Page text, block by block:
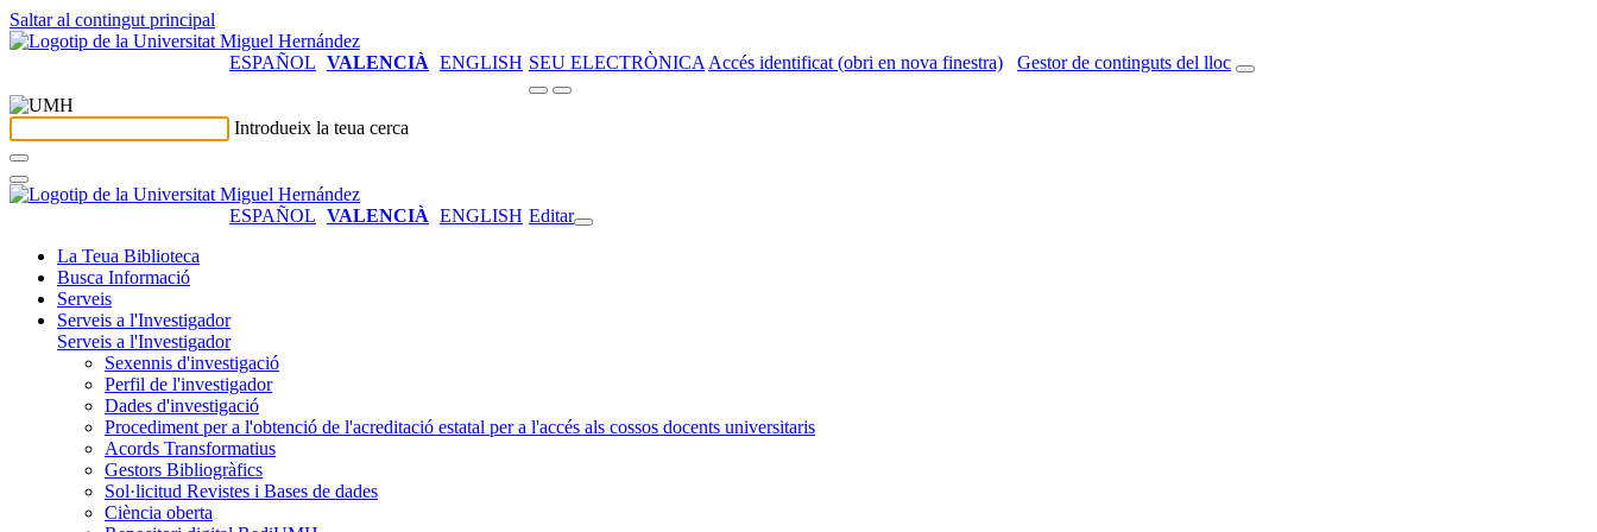
Saltar al contingut principal
ESPAÑOL VALENCIÀ ENGLISH SEU ELECTRÒNICA Accés identificat (obri en nova finestra) Gestor de continguts del lloc
Introdueix la teua cerca
ESPAÑOL VALENCIÀ ENGLISH Editar
La Teua Biblioteca
Busca Informació
Serveis
Serveis a l'Investigador
Serveis a l'Investigador
Sexennis d'investigació
Perfil de l'investigador
Dades d'investigació
Procediment per a l'obtenció de l'acreditació estatal per a l'accés als cossos docents universitaris
Acords Transformatius
Gestors Bibliogràfics
Sol·licitud Revistes i Bases de dades
Ciència oberta